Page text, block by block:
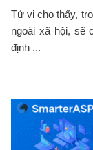
Tử vi cho thấy,
ngoài xã hội, sẽ
định ...